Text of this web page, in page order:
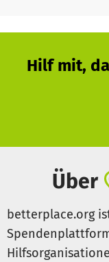
This project is
Munich/Berlin:
Hilf mit,
Über
betterplace.org